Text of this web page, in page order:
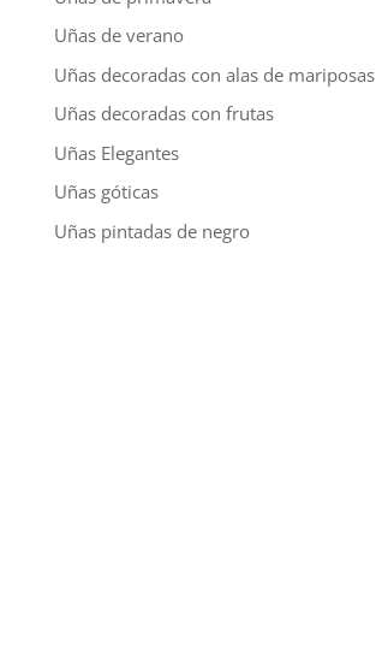
Uñas de verano
Uñas decoradas con alas de mariposas
Uñas decoradas con frutas
Uñas Elegantes
Uñas góticas
Uñas pintadas de negro